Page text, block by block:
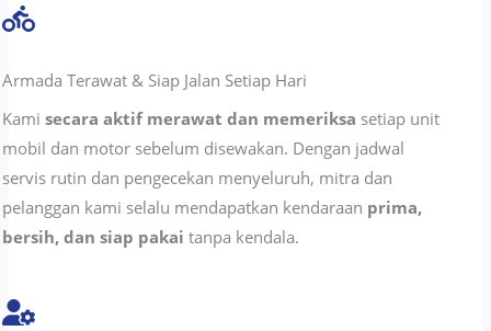
Armada Terawat & Siap Jalan Setiap Hari
Kamisecara aktif merawat dan memeriksa setiap unit
mobil dan motor sebelum disewakan. Dengan jadwal
servis rutin dan pengecekan menyeluruh, mitra dan
pelanggan kami selalu mendapatkan kendaraan prima,
bersih, dan siap pakai tanpa kendala.